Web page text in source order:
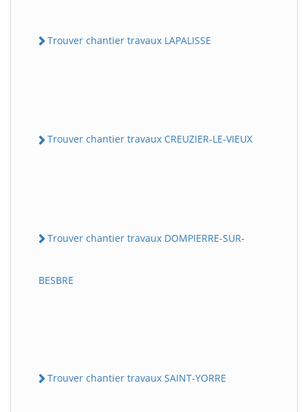
Trouver chantier travaux LAPALISSE
Trouver chantier travaux CREUZIER-LE-VIEUX
Trouver chantier travaux DOMPIERRE-SUR-
BESBRE
Trouver chantier travaux SAINT-YORRE